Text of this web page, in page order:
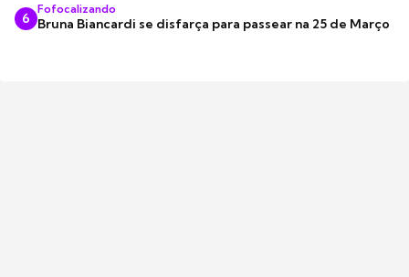
6
Fofocalizando
Bruna Biancardi se disfarça para passear na 25 de Março